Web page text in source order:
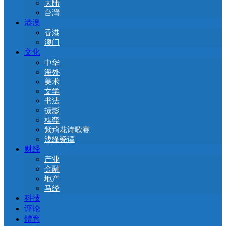
大陆
台灣
港澳
香港
澳门
文化
中华
海外
美术
文学
书法
摄影
棋弈
紫荊花诗歌赛
浅绛瓷谭
财经
产业
金融
地产
马经
科技
评论
體育